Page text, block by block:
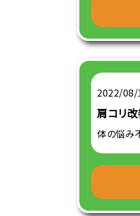
2022/08/
肩コリ
体の悩み